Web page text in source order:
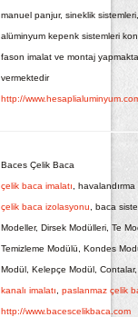
manuel panjur, sineklik sistemleri,
alüminyum kepenk sistemleri
fason imalat ve montaj
vermektedir
http://
Baces Çelik Baca
çelik baca imalatı ,
çelik baca izolasyonu , baca
Modeller, Dirsek Modülleri, Te
Temizleme Modülü, Kondes
Modül, Kelepçe Modül,
kanalı imalatı paslanmaz çelik
http://www.bacescelikbaca.com